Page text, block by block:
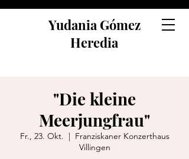
Yudania Gómez
Heredia
"Die kleine
Meerjungfrau"
Fr., 23. Okt.
  |
Franziskaner Konzerthaus
Villingen